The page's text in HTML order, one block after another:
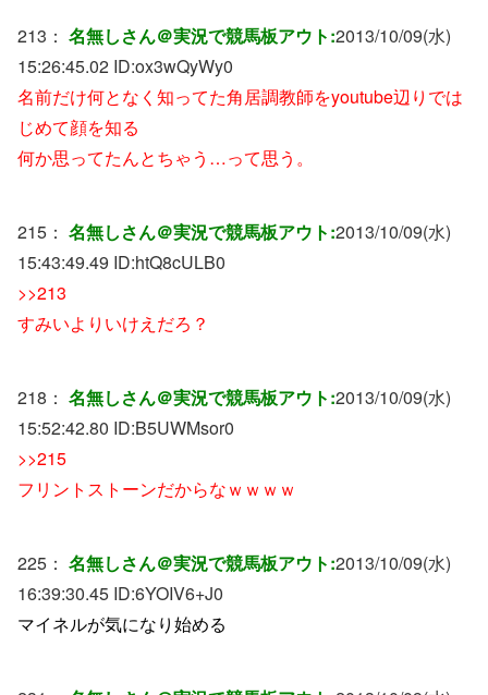
213： 名無しさん＠実況で競馬板アウト:2013/10/09(水)
15:26:45.02 ID:ox3wQyWy0
名前だけ何となく知ってた角居調教師をyoutube辺りでは
じめて顔を知る
何か思ってたんとちゃう…って思う。
215： 名無しさん＠実況で競馬板アウト:2013/10/09(水)
15:43:49.49 ID:htQ8cULB0
>>213
すみいよりいけえだろ？
218： 名無しさん＠実況で競馬板アウト:2013/10/09(水)
15:52:42.80 ID:B5UWMsor0
>>215
フリントストーンだからなｗｗｗｗ
225： 名無しさん＠実況で競馬板アウト:2013/10/09(水)
16:39:30.45 ID:6YOIV6+J0
マイネルが気になり始める